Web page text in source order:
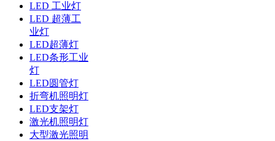
LED 工业灯
LED 超薄工
业灯
LED超薄灯
LED条形工业
灯
LED圆管灯
折弯机照明灯
LED支架灯
激光机照明灯
大型激光照明